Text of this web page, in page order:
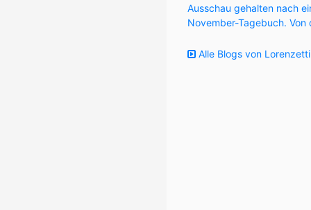
Ausschau gehalten nach
November-Tagebuch.
Alle Blogs von